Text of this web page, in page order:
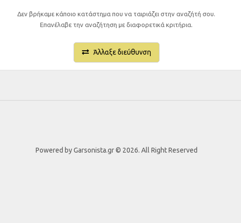
Δεν βρήκαμε κάποιο κατάστημα που να ταιριάζει στην αναζήτή σου.
Επανέλαβε την αναζήτηση με διαφορετικά κριτήρια.
Άλλαξε διεύθυνση
Powered by Garsonista.gr © 2026. All Right Reserved